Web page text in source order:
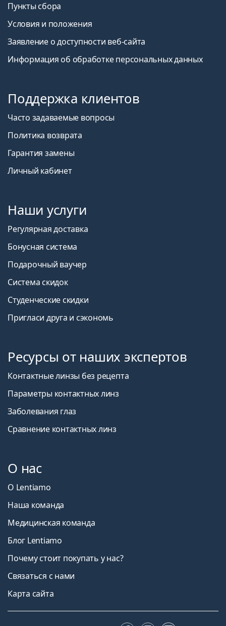
Пункты сбора
Условия и положения
Заявление о доступности веб-сайта
Информация об обработке персональных данных
Поддержка клиентов
Часто задаваемые вопросы
Политика возврата
Гарантия замены
Личный кабинет
Наши услуги
Регулярная доставка
Бонусная система
Подарочный ваучер
Система скидок
Студенческие скидки
Пригласи друга и сэкономь
Ресурсы от наших экспертов
Контактные линзы без рецепта
Параметры контактных линз
Заболевания глаз
Сравнение контактных линз
О нас
О Lentiamo
Наша команда
Медицинская команда
Блог Lentiamo
Почему стоит покупать у нас?
Связаться с нами
Карта сайта